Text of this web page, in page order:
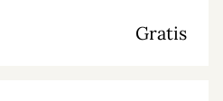
Gratis